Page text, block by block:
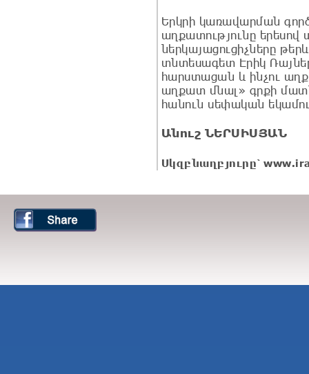
Երկրի կառավարման
աղքատությունը
ներկայացուցիչները
տնտեսագետ Էրիկ
հարստացան և ինչու
աղքատ մնալ» գրքի
հանուն սեփական
Անուշ ՆԵՐՍԻՍՅԱՆ
Սկզբնաղբյուրը՝